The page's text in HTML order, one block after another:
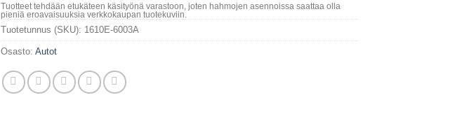
Tuotteet tehdään etukäteen käsityönä varastoon, joten hahmojen asennoissa saattaa olla
pieniä eroavaisuuksia verkkokaupan tuotekuviin.
Tuotetunnus (SKU): 1610E-6003A
Osasto: Autot